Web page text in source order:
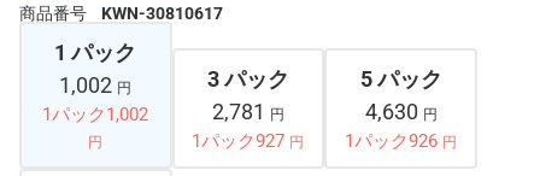
商品番号 KWN-30810617
1 パック
1,002 円
1パック1,002
円
3 パック
2,781 円
1パック927 円
5 パック
4,630 円
1パック926 円